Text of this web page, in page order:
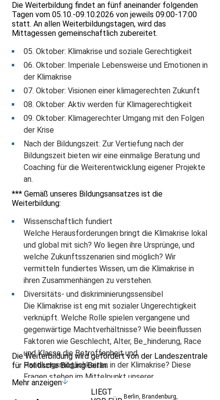
Die Weiterbildung findet an fünf aneinander folgenden
Tagen vom 05.10.-09.10.2026 von jeweils 09:00-17:00
statt. An allen Weiterbildungstagen, wird das
Mittagessen gemeinschaftlich zubereitet.
05. Oktober: Klimakrise und soziale Gerechtigkeit
06. Oktober: Imperiale Lebensweise und Emotionen in
der Klimakrise
07. Oktober: Visionen einer klimagerechten Zukunft
08. Oktober: Aktiv werden für Klimagerechtigkeit
09. Oktober: Klimagerechter Umgang mit den Folgen
der Krise
Nach der Bildungszeit: Zur Vertiefung nach der
Bildungszeit bieten wir eine einmalige Beratung und
Coaching für die Weiterentwicklung eigener Projekte
an.
*** Gemäß unseres Bildungsansatzes ist die
Weiterbildung:
Wissenschaftlich fundiert
Welche Herausforderungen bringt die Klimakrise lokal
und global mit sich? Wo liegen ihre Ursprünge, und
welche Zukunftsszenarien sind möglich? Wir
vermitteln fundiertes Wissen, um die Klimakrise in
ihren Zusammenhängen zu verstehen.
Diversitäts- und diskriminierungssensibel
Die Klimakrise ist eng mit sozialer Ungerechtigkeit
verknüpft. Welche Rolle spielen vergangene und
gegenwärtige Machtverhältnisse? Wie beeinflussen
Faktoren wie Geschlecht, Alter, Be_hinderung, Race
und Klasse die Betroffenheit und
Handlungsmöglichkeiten in der Klimakrise? Diese
Fragen stehen im Mittelpunkt unserer
Auseinandersetzung.
Die Weiterbildung wird gefördert von der Landeszentrale
für Politische Bildung Berlin.
Mehr anzeigen
LIEGT
Berlin, Brandenburg,